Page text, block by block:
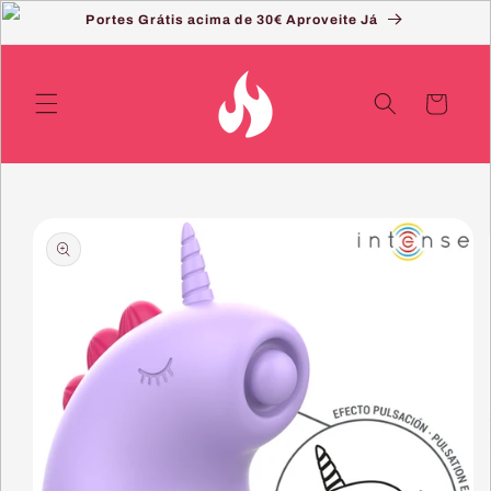
Saltar
conteúdo
Portes Grátis acima de 30€ Aproveite Já
Carrinho
para a
informação
do produto